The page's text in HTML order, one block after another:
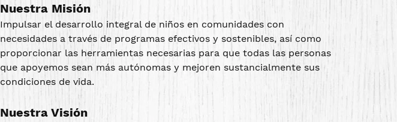
Nuestra Misión
Impulsar el desarrollo integral de niños en comunidades con
necesidades a través de programas efectivos y sostenibles, así como
proporcionar las herramientas necesarias para que todas las personas
que apoyemos sean más autónomas y mejoren sustancialmente sus
condiciones de vida.
Nuestra Visión